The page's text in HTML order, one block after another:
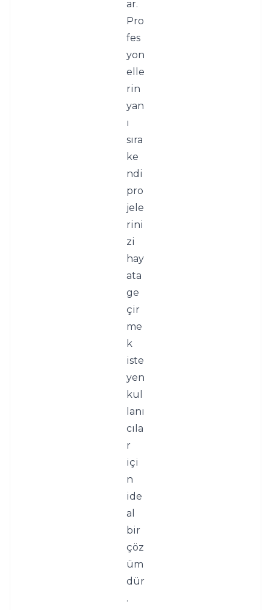
ar.
Pro
fes
yon
elle
rin
yan
ı
sıra
ke
ndi
pro
jele
rini
zi
hay
ata
ge
çir
me
k
iste
yen
kul
lanı
cıla
r
içi
n
ide
al
bir
çöz
üm
dür
.